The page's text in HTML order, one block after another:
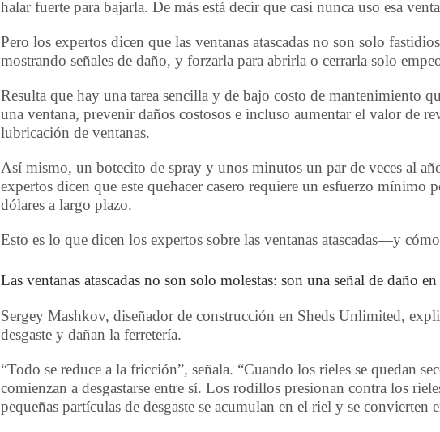
halar fuerte para bajarla. De más está decir que casi nunca uso esa
Pero los expertos dicen que las ventanas atascadas no son solo
mostrando señales de daño, y forzarla para abrirla o cerrarla solo
Resulta que hay una tarea sencilla y de bajo costo de mantenimiento
una ventana, prevenir daños costosos e incluso aumentar el valor de
lubricación de ventanas.
Así mismo, un botecito de spray y unos minutos un par de veces al
expertos dicen que este quehacer casero requiere un esfuerzo mínimo
dólares a largo plazo.
Esto es lo que dicen los expertos sobre las ventanas atascadas—y
Las ventanas atascadas no son solo molestas: son una señal de daño
Sergey Mashkov, diseñador de construcción en Sheds Unlimited,
desgaste y dañan la ferretería.
“Todo se reduce a la fricción”, señala. “Cuando los rieles se quedan
comienzan a desgastarse entre sí. Los rodillos presionan contra los
pequeñas partículas de desgaste se acumulan en el riel y se convierten